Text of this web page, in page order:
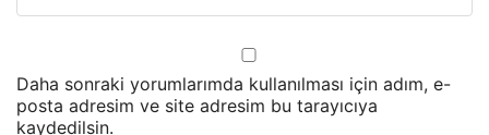
Daha sonraki yorumlarımda kullanılması için adım, e-
posta adresim ve site adresim bu tarayıcıya
kaydedilsin.